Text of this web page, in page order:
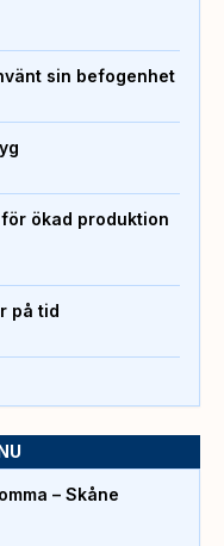
sin befogenhet
ökad produktion
på tid
– Skåne